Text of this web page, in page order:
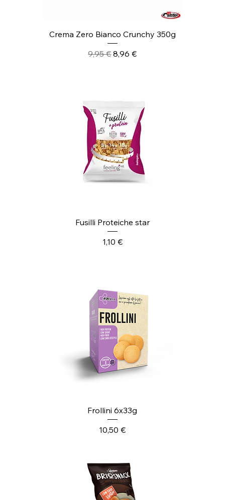
Crema Zero Bianco Crunchy 350g
Prezzo regolare
9,95 €Prezzo scontato
8,96 €
Fusilli Proteiche star
Prezzo
1,10 €
Frollini 6x33g
Prezzo
10,50 €